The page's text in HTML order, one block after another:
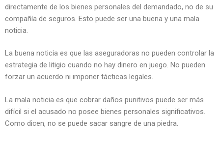
directamente de los bienes personales del demandado, no de su
compañía de seguros. Esto puede ser una buena y una mala
noticia.
La buena noticia es que las aseguradoras no pueden controlar la
estrategia de litigio cuando no hay dinero en juego. No pueden
forzar un acuerdo ni imponer tácticas legales.
La mala noticia es que cobrar daños punitivos puede ser más
difícil si el acusado no posee bienes personales significativos.
Como dicen, no se puede sacar sangre de una piedra.